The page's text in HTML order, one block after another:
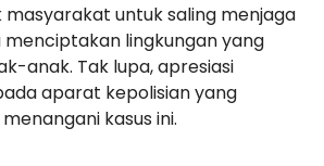
masyarakat untuk saling menjaga
lingkungan yang
anak. Tak lupa, apresiasi
aparat kepolisian yang
kasus ini.